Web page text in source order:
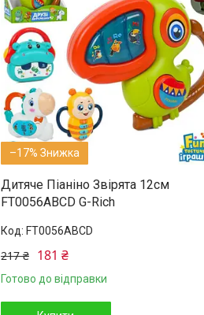
–17%
Дитяче Піаніно Звірята 12см
FT0056ABCD G-Rich
FT0056ABCD
217 ₴ 181 ₴
Готово до відправки